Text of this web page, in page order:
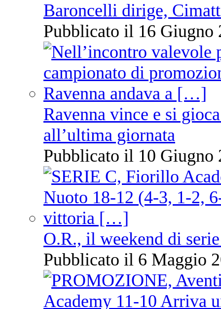
Baroncelli dirige,
Pubblicato il 16 Giugno
Ravenna vince e si
all’ultima giornata
Pubblicato il 10 Giugno
O.R., il weekend di
Pubblicato il 6 Maggio